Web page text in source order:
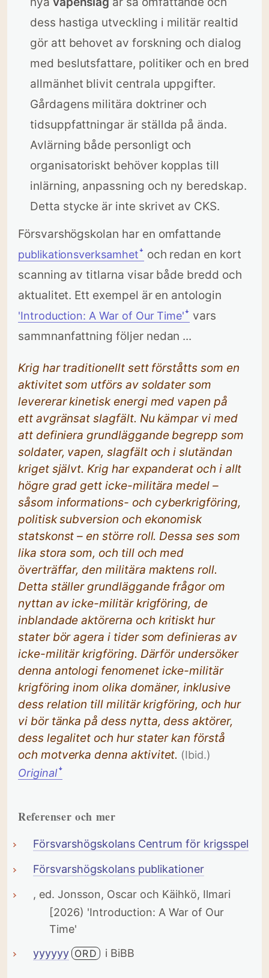
dess hastiga utveckling i militär realtid
gör att behovet av forskning och dialog
med beslutsfattare, politiker och en bred
allmänhet blivit centrala uppgifter.
Gårdagens militära doktriner och
tidsuppfattningar är ställda på ända.
Avlärning både personligt och
organisatoriskt behöver kopplas till
inlärning, anpassning och ny beredskap.
Detta stycke är inte skrivet av CKS.
Försvarshögskolan har en omfattande
publikationsverksamhetꜜ och redan en kort
scanning av titlarna visar både bredd och
aktualitet. Ett exempel är en antologin
'Introduction: A War of Our Time'ꜜ vars
sammnanfattning följer nedan ...
Krig har traditionellt sett förståtts som en
aktivitet som utförs av soldater som
levererar kinetisk energi med vapen på
ett avgränsat slagfält. Nu kämpar vi med
att definiera grundläggande begrepp som
soldater, vapen, slagfält och i slutändan
kriget självt. Krig har expanderat och i allt
högre grad gett icke-militära medel –
såsom informations- och cyberkrigföring,
politisk subversion och ekonomisk
statskonst – en större roll. Dessa ses som
lika stora som, och till och med
överträffar, den militära maktens roll.
Detta ställer grundläggande frågor om
nyttan av icke-militär krigföring, de
inblandade aktörerna och kritiskt hur
stater bör agera i tider som definieras av
icke-militär krigföring. Därför undersöker
denna antologi fenomenet icke-militär
krigföring inom olika domäner, inklusive
dess relation till militär krigföring, och hur
vi bör tänka på dess nytta, dess aktörer,
dess legalitet och hur stater kan förstå
och motverka denna aktivitet. (Ibid.)
Originalꜜ
Referenser och mer
Försvarshögskolans Centrum för krigsspel
Försvarshögskolans publikationer
, ed. Jonsson, Oscar och Käihkö, Ilmari
[2026) 'Introduction: A War of Our
Time'
yyyyyy ORD i BiBB